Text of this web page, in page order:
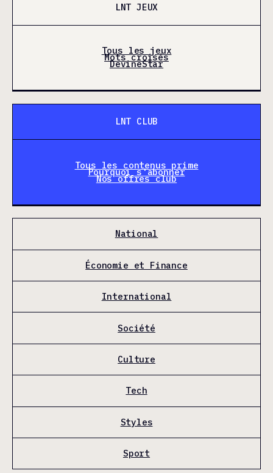
LNT JEUX
Tous les jeux
Mots croisés
DevineStar
LNT CLUB
Tous les contenus prime
Pourquoi s'abonner
Nos offres club
National
Économie et Finance
International
Société
Culture
Tech
Styles
Sport